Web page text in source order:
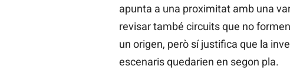
apunta a una proximitat amb una
revisar també circuits que no
un origen, però sí justifica que la
escenaris quedarien en segon pla.